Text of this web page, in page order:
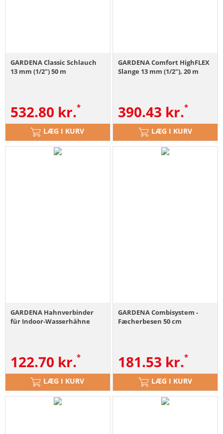
GARDENA Classic Schlauch
13 mm (1/2") 50 m
532.80 kr.
LÆG I KURV
GARDENA Comfort HighFLEX
Slange 13 mm (1/2"), 20 m
390.43 kr.
LÆG I KURV
GARDENA Hahnverbinder
für Indoor-Wasserhähne
122.70 kr.
LÆG I KURV
GARDENA Combisystem -
Fæcherbesen 50 cm
181.53 kr.
LÆG I KURV